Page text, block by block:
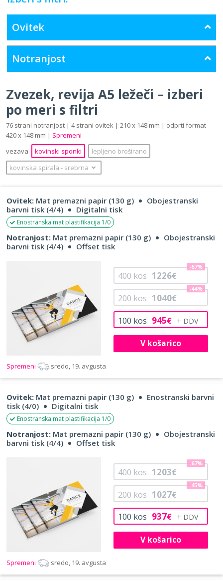
Ovitek
Notranjost
Zvezek, revija A5 ležeči – izberi
po meri s filtri
76 strani notranjost | 4 strani ovitek | 210 x 148 mm | odprti format
420 x 148 mm | Spremeni
vezava
kovinski sponki
lepljeno broširano
kovinska spirala ‐ srebrna
Ovitek: Mat premazni papir (130 g)
Obojestranski
barvni tisk (4/4)
Digitalni tisk
Enostranska mat plastifikacija 1/0
Notranjost: Mat premazni papir (130 g)
Obojestranski
barvni tisk (4/4)
Offset tisk
100 kos 945€
200 kos 1040€
-44%
400 kos 1226€
-67%
V košarico
Spremeni sredo, 19. avgusta
Ovitek: Mat premazni papir (130 g)
Enostranski barvni
tisk (4/0)
Digitalni tisk
Enostranska mat plastifikacija 1/0
Notranjost: Mat premazni papir (130 g)
Obojestranski
barvni tisk (4/4)
Offset tisk
100 kos 937€
200 kos 1027€
-45%
400 kos 1203€
-67%
V košarico
Spremeni sredo, 19. avgusta